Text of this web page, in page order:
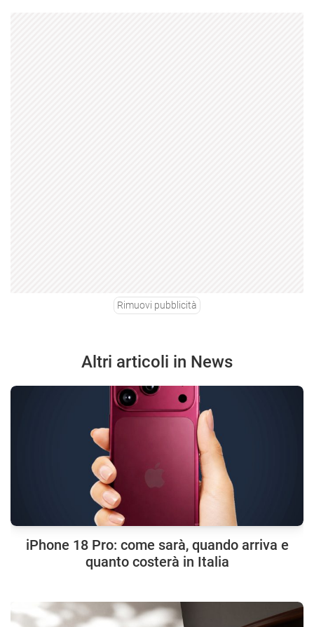
Rimuovi pubblicità
Altri articoli in News
iPhone 18 Pro: come sarà, quando arriva e
quanto costerà in Italia